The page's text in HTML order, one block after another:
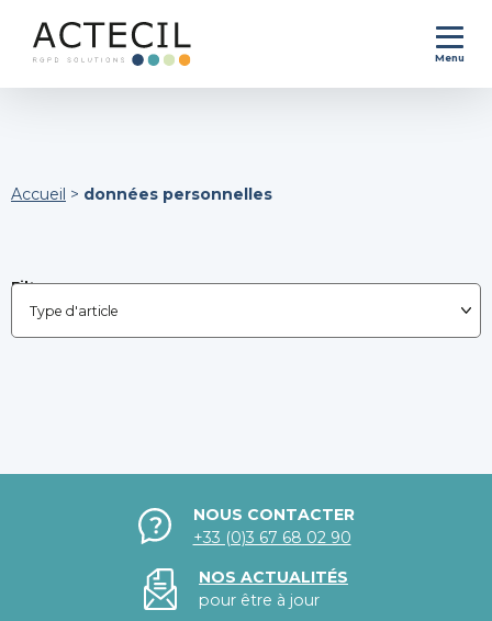
Menu
Accueil > données personnelles
Filtrer par :
NOUS CONTACTER
+33 (0)3 67 68 02 90
NOS ACTUALITÉS
pour être à jour